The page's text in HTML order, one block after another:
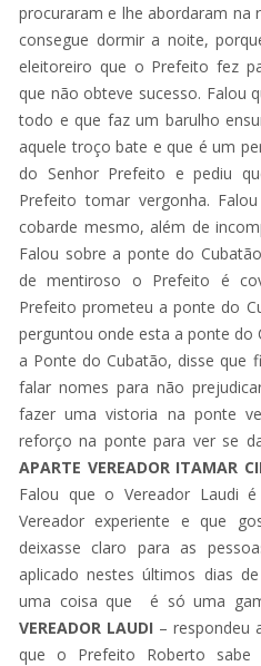
procuraram e lhe abordaram na
consegue dormir a noite,
eleitoreiro que o Prefeito fez
que não obteve sucesso. Falou
todo e que faz um barulho
aquele troço bate e que é um
do Senhor Prefeito e pediu
Prefeito tomar vergonha.
cobarde mesmo, além de
Falou sobre a ponte do
de mentiroso o Prefeito é
Prefeito prometeu a ponte do
perguntou onde esta a ponte do
a Ponte do Cubatão, disse que
falar nomes para não
fazer uma vistoria na ponte
reforço na ponte para ver se
APARTE VEREADOR ITAMAR
Falou que o Vereador Laudi
Vereador experiente e que
deixasse claro para as
aplicado nestes últimos dias
uma coisa que é só uma
VEREADOR LAUDI – respondeu
que o Prefeito Roberto sabe